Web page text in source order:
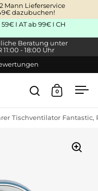
Mann Lieferservice
dazubuchen!
I AT ab 99€ I CH
Beratung unter
11:00 - 18:00 Uhr
Suche öffnen
0
Tischventilator